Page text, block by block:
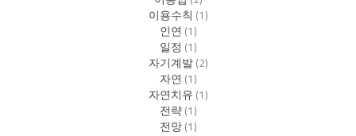
이용수칙 (1)
인연(1)
일정 (1)
자기계발(2)
자연(1)
자연치유(1)
전략(1)
전망(1)